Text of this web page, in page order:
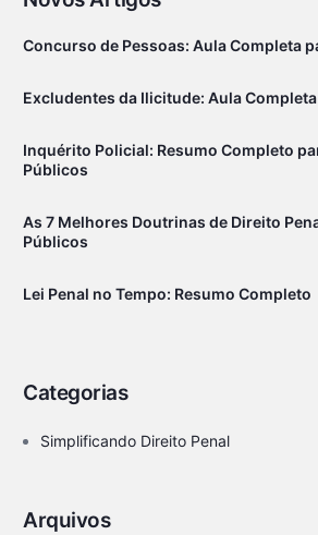
Concurso de Pessoas: Aula Completa
Excludentes da Ilicitude: Aula
Inquérito Policial: Resumo Completo
Públicos
As 7 Melhores Doutrinas de Direito
Públicos
Lei Penal no Tempo: Resumo Completo
Categorias
Simplificando Direito Penal
Arquivos